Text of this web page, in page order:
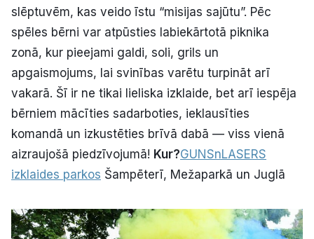
slēptuvēm, kas veido īstu “misijas sajūtu”. Pēc
spēles bērni var atpūsties labiekārtotā piknika
zonā, kur pieejami galdi, soli, grils un
apgaismojums, lai svinības varētu turpināt arī
vakarā. Šī ir ne tikai lieliska izklaide, bet arī iespēja
bērniem mācīties sadarboties, ieklausīties
komandā un izkustēties brīvā dabā — viss vienā
aizraujošā piedzīvojumā! Kur?GUNSnLASERS
izklaides parkos Šampēterī, Mežaparkā un Juglā